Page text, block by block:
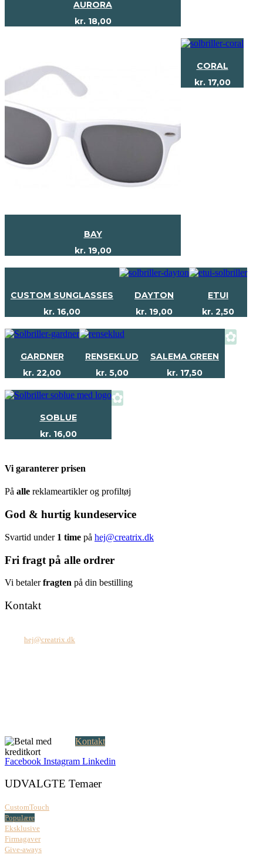
AURORA
kr.18,00
BAY
kr.19,00
CORAL
kr.17,00
CUSTOM SUNGLASSES
kr. 16,00
DAYTON
kr. 19,00
ETUI
kr. 2,50
GARDNER
kr. 22,00
RENSEKLUD
kr.5,00
SALEMA GREEN
kr. 17,50
✿
SOBLUE
kr.16,00
✿
Vi garanterer prisen
På alle reklameartikler og profiltøj
God & hurtig kundeservice
Svartid under 1 time på hej@creatrix.dk
Fri fragt på alle ordrer
Vi betalerfragten på din bestilling
Kontakt
hej@creatrix.dk
Kontakt
Facebook Instagram Linkedin
UDVALGTE Temaer
CustomTouch
Populære
Eksklusive
Firmagaver
Give-aways